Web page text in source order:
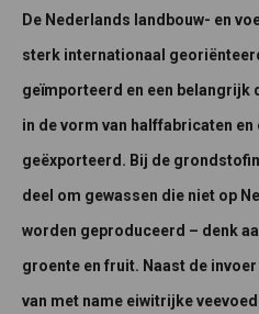
De Nederlands landbouw- en
sterk internationaal
geïmporteerd en een belangrijk
in de vorm van halffabricaten
geëxporteerd. Bij de
deel om gewassen die niet op
worden geproduceerd – denk
groente en fruit. Naast de
van met name eiwitrijke